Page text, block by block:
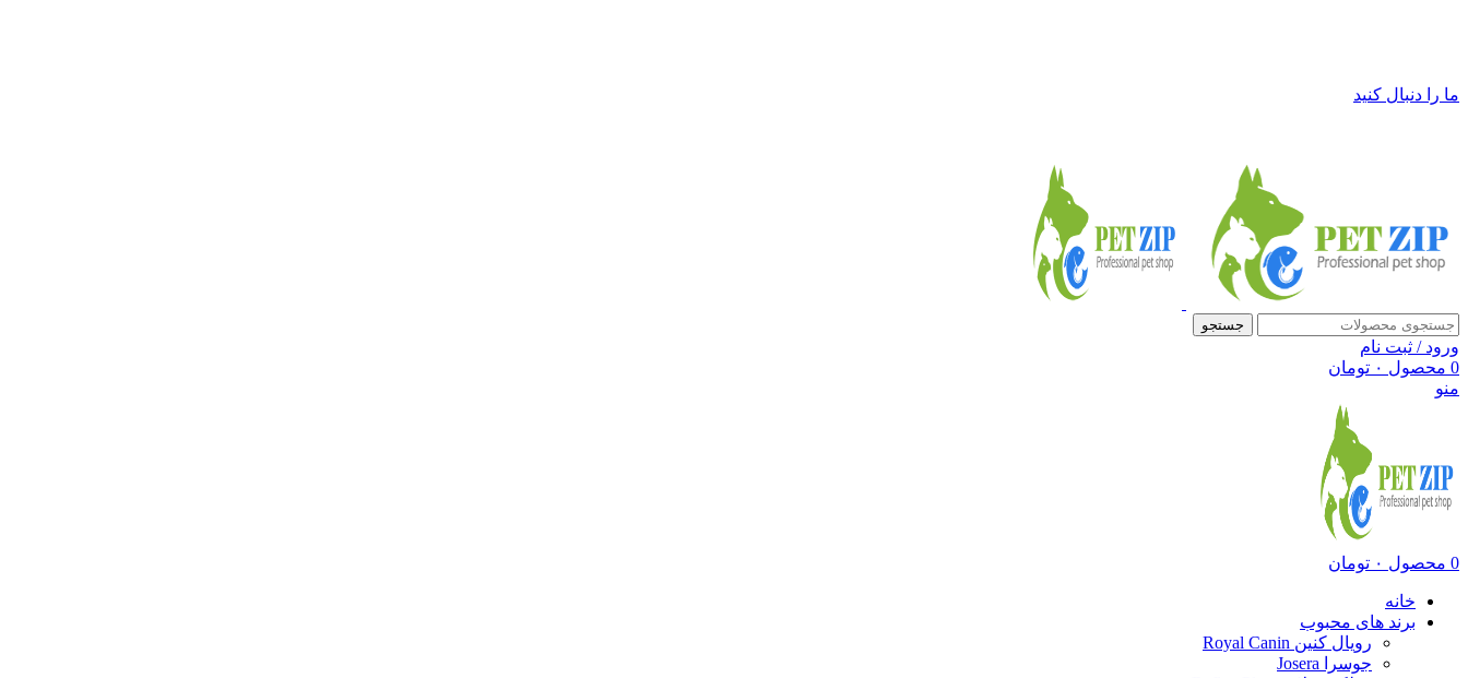
ما را دنبال کنید
جستجو
ورود / ثبت نام
0 محصول ۰ تومان
منو
0 محصول ۰ تومان
خانه
برند های محبوب
رویال کنین Royal Canin
جوسرا Josera